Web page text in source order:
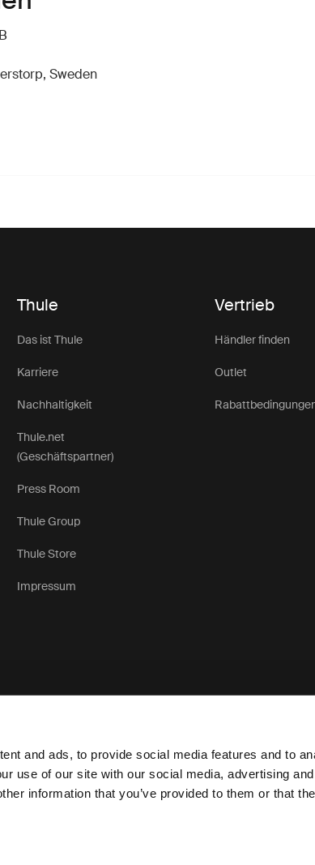
and ads, to provide social media features and to
use of our site with our social media, advertising
information that you’ve provided to them or that
Sweden
Thule
Das ist Thule
Karriere
Nachhaltigkeit
Thule.net
(Geschäftspartner)
Press Room
Thule Group
Thule Store
Impressum
Vertrieb
Händler finden
Outlet
Datenschutzerklärung